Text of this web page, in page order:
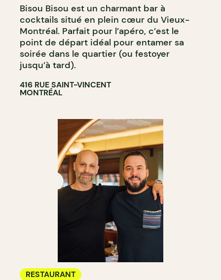
Bisou Bisou est un charmant bar à
cocktails situé en plein cœur du Vieux-
Montréal. Parfait pour l’apéro, c’est le
point de départ idéal pour entamer sa
soirée dans le quartier (ou festoyer
jusqu’à tard).
416 RUE SAINT-VINCENT
MONTRÉAL
RESTAURANT